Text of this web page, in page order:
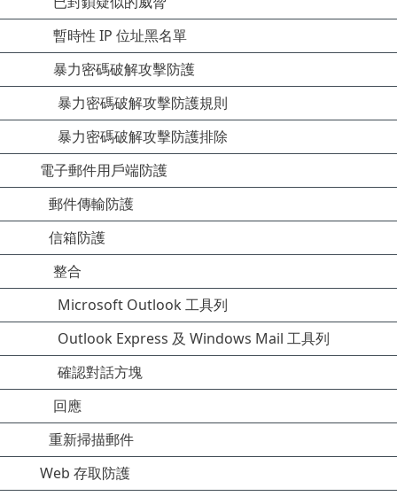
暫時性 IP 位址黑名單
暴力密碼破解攻擊防護
暴力密碼破解攻擊防護規則
暴力密碼破解攻擊防護排除
電子郵件用戶端防護
郵件傳輸防護
信箱防護
整合
Microsoft Outlook 工具列
Outlook Express 及 Windows Mail 工具列
確認對話方塊
回應
重新掃描郵件
Web 存取防護